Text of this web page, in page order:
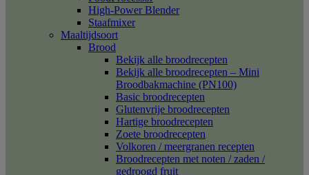
High-Power Blender
Staafmixer
Maaltijdsoort
Brood
Bekijk alle broodrecepten
Bekijk alle broodrecepten – Mini
Broodbakmachine (PN100)
Basic broodrecepten
Glutenvrije broodrecepten
Hartige broodrecepten
Zoete broodrecepten
Volkoren / meergranen recepten
Broodrecepten met noten / zaden /
gedroogd fruit